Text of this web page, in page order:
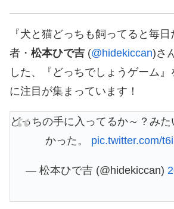
『犬と猫どっちも飼ってると毎
者・ 松本ひで吉 (@hidekiccan)さ
した、『どっちでしょうゲーム
に注目が集まっています！
どっちの手に入ってるか～？み
かった。 pic.twitter.com/
— 松本ひで吉 (@hidekiccan)